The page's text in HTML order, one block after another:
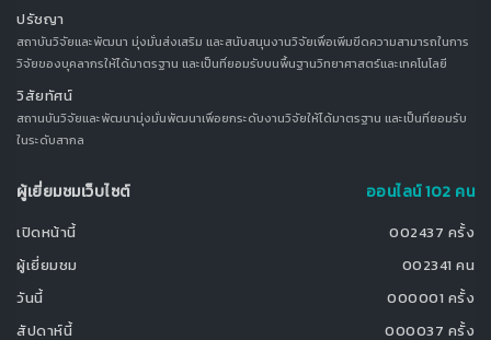
ปรัชญา
สถาบันวิจัยและพัฒนา มุ่งมั่นส่งเสริม และสนับสนุนงานวิจัยเพื่อเพิ่มขีดความสามารถในการ
วิจัยของบุคลากรให้ได้มาตรฐาน และเป็นที่ยอมรับบนพื้นฐานวิทยาศาสตร์และเทคโนโลยี
วิสัยทัศน์
สถานบันวิจัยและพัฒนามุ่งมั่นพัฒนาเพื่อยกระดับงานวิจัยให้ได้มาตรฐาน และเป็นที่ยอมรับ
ในระดับสากล
ผู้เยี่ยมชมเว็บไซต์ ออนไลน์ 102 คน
เปิดหน้านี้
002437 ครั้ง
ผู้เยี่ยมชม
002341 คน
วันนี้
000001 ครั้ง
สัปดาห์นี้
000037 ครั้ง